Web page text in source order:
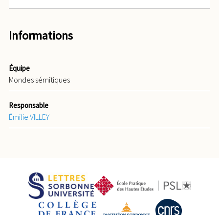
Informations
Équipe
Mondes sémitiques
Responsable
Émilie VILLEY